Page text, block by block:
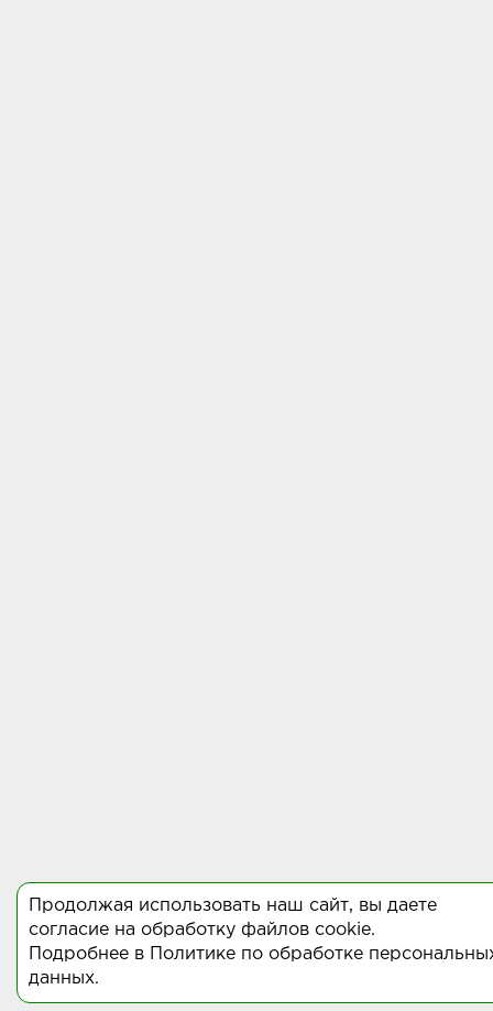
Продолжая использовать наш сайт, вы даете
согласие на обработку файлов cookie.
Подробнее в
Политике по обработке
данных.